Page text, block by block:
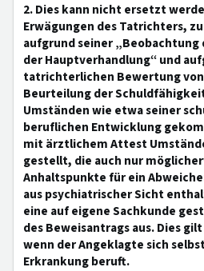
2. Dies kann nicht ersetzt
Erwägungen des Tatrichters,
aufgrund seiner „Beobachtung
der Hauptverhandlung“ und
tatrichterlichen Bewertung
Beurteilung der
Umständen wie etwa seiner
beruflichen Entwicklung
mit ärztlichem Attest
gestellt, die auch nur
Anhaltspunkte für ein
aus psychiatrischer Sicht
eine auf eigene Sachkunde
des Beweisantrags aus. Dies
wenn der Angeklagte sich
Erkrankung beruft.